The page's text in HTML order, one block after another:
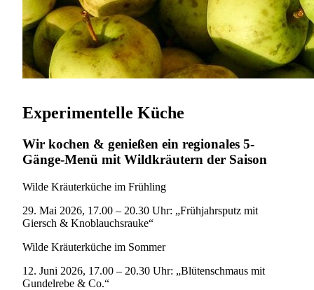
Experimentelle Küche
Wir kochen & genießen ein regionales 5-
Gänge-Menü mit Wildkräutern der Saison
Wilde Kräuterküche im Frühling
29. Mai 2026, 17.00 – 20.30 Uhr: „Frühjahrsputz mit
Giersch & Knoblauchsrauke“
Wilde Kräuterküche im Sommer
12. Juni 2026, 17.00 – 20.30 Uhr: „Blütenschmaus mit
Gundelrebe & Co.“